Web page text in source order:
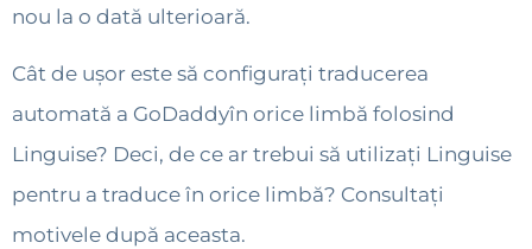
nou la o dată ulterioară.
Cât de ușor este să configurați traducerea
automată a GoDaddyîn orice limbă folosind
Linguise? Deci, de ce ar trebui să utilizați Linguise
pentru a traduce în orice limbă? Consultați
motivele după aceasta.